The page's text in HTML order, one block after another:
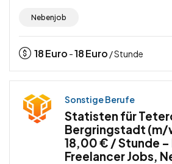
Nebenjob
18Euro -18Euro / Stunde
Sonstige Berufe
Statisten für
Bergringstadt
18,00 € / Stunde
Freelancer Jobs,